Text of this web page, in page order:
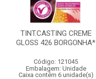
TINT.CASTING CREME
GLOSS 426 BORGONHA*
Código: 121045
Embalagem: Unidade
Caixa contém 6 unidade(s)